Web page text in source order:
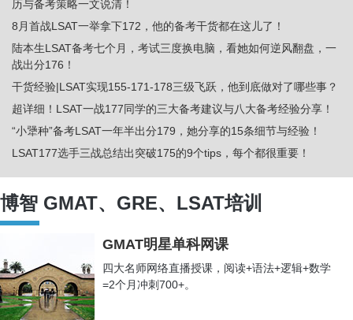
历与备考策略一文说清！
8月首战LSAT一举拿下172，他的备考干货都在这儿了！
陆本生LSAT备考七个月，考试三度换电脑，看她如何逆风翻盘，一
战出分176！
干货经验|LSAT实现155-171-178三级飞跃，他到底做对了哪些事？
超详细！LSAT一战177同学的三大备考建议与八大备考经验分享！
“小犟种”备考LSAT一年半出分179，她分享的15条细节与经验！
LSAT177选手三战总结出突破175的9个tips，每个都很重要！
LSAT首战153到三战173，读Bible建底层思维，正确刷题是王道
LSAT考前清晰的做题策略，有的放矢，49天备考，一战175，他的4
个速战速决建议值得你借鉴！
陆本985院校法学生备考LSAT，2个月她如何找回状态从160+冲到
LSAT一战出分172!五院四系本科，T14LLM背景的她是如何备考四
个月通关的！
美本文科女备考LSAT，面授+小伙伴组团刷题，助她二战拿下172
博智 GMAT、GRE、LSAT培训
GMAT明星单科网课
四大名师网络直播授课，阅读+语法+逻辑+数学
=2个月冲刺700+。